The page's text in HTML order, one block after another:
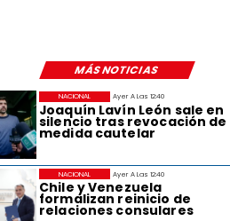
MÁS NOTICIAS
Ayer A Las 12:40
Joaquín Lavín León sale en
silencio tras revocación de
medida cautelar
NACIONAL
Ayer A Las 12:40
Chile y Venezuela
formalizan reinicio de
relaciones consulares
NACIONAL